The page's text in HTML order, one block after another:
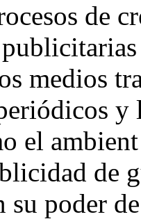
de
medios
y
el
de
su poder